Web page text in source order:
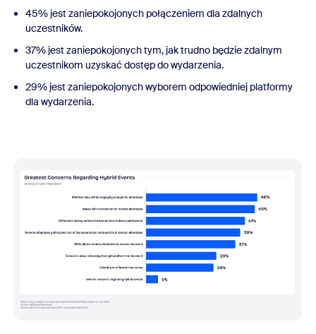
45% jest zaniepokojonych połączeniem dla zdalnych
uczestników.
37% jest zaniepokojonych tym, jak trudno będzie zdalnym
uczestnikom uzyskać dostęp do wydarzenia.
29% jest zaniepokojonych wyborem odpowiedniej platformy
dla wydarzenia.